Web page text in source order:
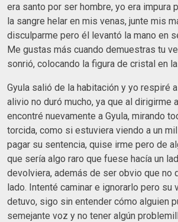
era santo por ser hombre, yo era impura
la sangre helar en mis venas, junte mis
disculparme pero él levantó la mano en
Me gustas más cuando demuestras tu
sonrió, colocando la figura de cristal en
Gyula salió de la habitación y yo respiré
alivio no duró mucho, ya que al dirigirme
encontré nuevamente a Gyula, mirando
torcida, como si estuviera viendo a un
pagar su sentencia, quise irme pero de
que sería algo raro que fuese hacía un
devolviera, además de ser obvio que no
lado. Intenté caminar e ignorarlo pero su
detuvo, sigo sin entender cómo alguien
semejante voz y no tener algún